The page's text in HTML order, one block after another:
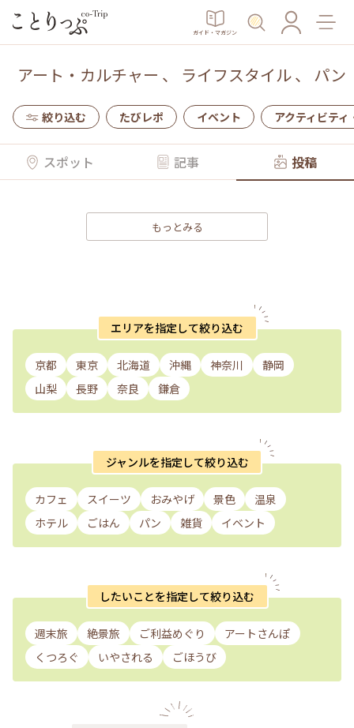
ガイド・マガジン
アート・カルチャー 、 ライフスタイル、 パン
絞り込む たびレポ イベント アクティビティ
スポット 記事 投稿
もっとみる
エリアを指定して絞り込む
京都 東京 北海道 沖縄 神奈川
静岡
山梨
長野 奈良 鎌倉
ジャンルを指定して絞り込む
カフェ スイーツ おみやげ 景色
温泉
ホテル
ごはん パン 雑貨 イベント
したいことを指定して絞り込む
週末旅 絶景旅 ご利益めぐり
アートさんぽ
くつろぐ
いやされる ごほうび